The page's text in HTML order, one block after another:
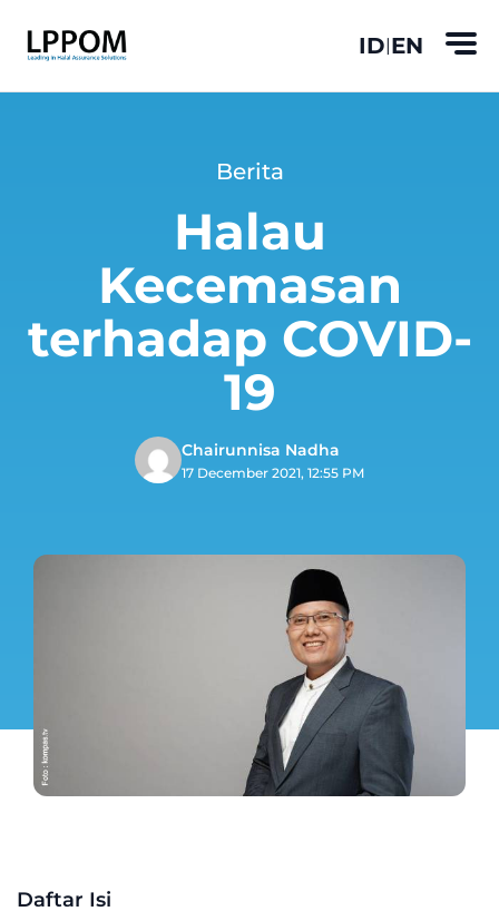
ID|EN
Berita
Halau
Kecemasan
terhadap COVID-
19
Chairunnisa Nadha
17 December 2021, 12:55 PM
Daftar Isi